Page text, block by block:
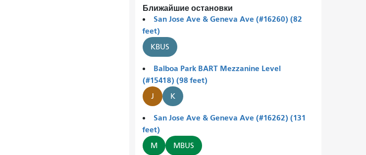
Ближайшие остановки
San Jose Ave & Geneva Ave (#16260) (82
feet)
KBUS
Balboa Park BART Mezzanine Level
(#15418) (98 feet)
J K
San Jose Ave & Geneva Ave (#16262) (131
feet)
M MBUS